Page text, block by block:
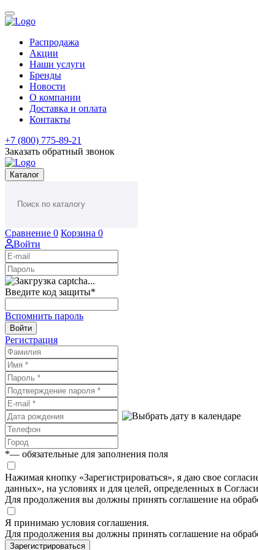
Распродажа
Акции
Наши услуги
Бренды
Новости
О компании
Доставка и оплата
Контакты
+7 (800) 775-89-21
Заказать обратный звонок
Каталог
Сравнение 0 Корзина 0
Войти
Введите код защиты*
Вспомнить пароль
Войти
Регистрация
*— обязательные для заполнения поля
Нажимая кнопку «Зарегистрироваться», я даю свое
данных», на условиях и для целей, определенных в
Для продолжения вы должны принять соглашение на
Я принимаю условия соглашения.
Для продолжения вы должны принять соглашение на
Зарегистрироваться